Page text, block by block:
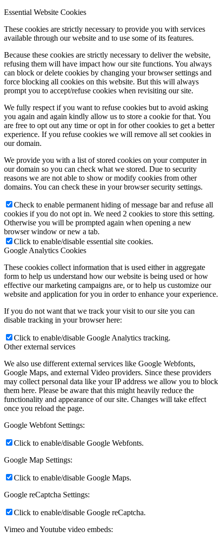
Essential Website Cookies
These cookies are strictly necessary to provide you with services
available through our website and to use some of its features.
Because these cookies are strictly necessary to deliver the website,
refusing them will have impact how our site functions. You always
can block or delete cookies by changing your browser settings and
force blocking all cookies on this website. But this will always
prompt you to accept/refuse cookies when revisiting our site.
We fully respect if you want to refuse cookies but to avoid asking
you again and again kindly allow us to store a cookie for that. You
are free to opt out any time or opt in for other cookies to get a better
experience. If you refuse cookies we will remove all set cookies in
our domain.
We provide you with a list of stored cookies on your computer in
our domain so you can check what we stored. Due to security
reasons we are not able to show or modify cookies from other
domains. You can check these in your browser security settings.
Check to enable permanent hiding of message bar and refuse all
cookies if you do not opt in. We need 2 cookies to store this setting.
Otherwise you will be prompted again when opening a new
browser window or new a tab.
Click to enable/disable essential site cookies.
Google Analytics Cookies
These cookies collect information that is used either in aggregate
form to help us understand how our website is being used or how
effective our marketing campaigns are, or to help us customize our
website and application for you in order to enhance your experience.
If you do not want that we track your visit to our site you can
disable tracking in your browser here:
Click to enable/disable Google Analytics tracking.
Other external services
We also use different external services like Google Webfonts,
Google Maps, and external Video providers. Since these providers
may collect personal data like your IP address we allow you to block
them here. Please be aware that this might heavily reduce the
functionality and appearance of our site. Changes will take effect
once you reload the page.
Google Webfont Settings:
Click to enable/disable Google Webfonts.
Google Map Settings:
Click to enable/disable Google Maps.
Google reCaptcha Settings:
Click to enable/disable Google reCaptcha.
Vimeo and Youtube video embeds: